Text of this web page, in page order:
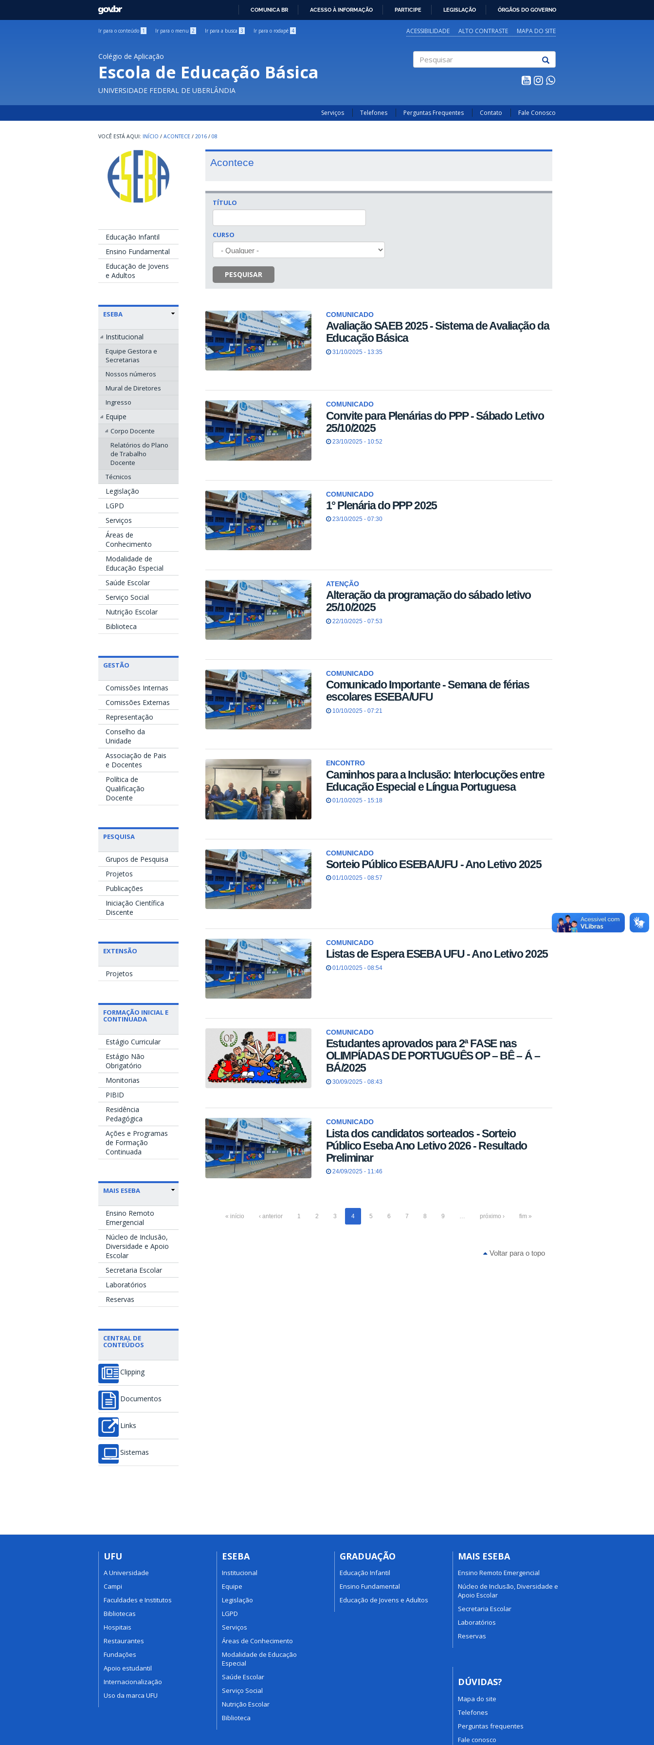
GOVBR
COMUNICA BR ACESSO À INFORMAÇÃO PARTICIPE LEGISLAÇÃO ÓRGÃOS DO GOVERNO
Ir para o conteúdo 1 Ir para o menu 2 Ir para a busca 3 Ir para o rodapé 4 ACESSIBILIDADE ALTO CONTRASTE MAPA DO SITE
Colégio de Aplicação
Escola de Educação Básica
UNIVERSIDADE FEDERAL DE UBERLÂNDIA
Serviços Telefones Perguntas Frequentes Contato Fale Conosco
INÍCIO / ACONTECE / 2016 / 08
Educação Infantil
Ensino Fundamental
Educação de Jovens
e Adultos
ESEBA
Institucional
Equipe Gestora e
Secretarias
Nossos números
Mural de Diretores
Ingresso
Equipe
Corpo Docente
Relatórios do Plano
de Trabalho
Docente
Técnicos
Legislação
LGPD
Serviços
Áreas de
Conhecimento
Modalidade de
Educação Especial
Saúde Escolar
Serviço Social
Nutrição Escolar
Biblioteca
GESTÃO
Comissões Internas
Comissões Externas
Representação
Conselho da
Unidade
Associação de Pais
e Docentes
Política de
Qualificação
Docente
PESQUISA
Grupos de Pesquisa
Projetos
Publicações
Iniciação Científica
Discente
EXTENSÃO
Projetos
FORMAÇÃO INICIAL E
CONTINUADA
Estágio Curricular
Estágio Não
Obrigatório
Monitorias
PIBID
Residência
Pedagógica
Ações e Programas
de Formação
Continuada
MAIS ESEBA
Ensino Remoto
Emergencial
Núcleo de Inclusão,
Diversidade e Apoio
Escolar
Secretaria Escolar
Laboratórios
Reservas
CENTRAL DE
CONTEÚDOS
Clipping
Documentos
Links
Sistemas
Acontece
TÍTULO
CURSO
PESQUISAR
COMUNICADO
Avaliação SAEB 2025 - Sistema de Avaliação da
Educação Básica
31/10/2025 - 13:35
COMUNICADO
Convite para Plenárias do PPP - Sábado Letivo
25/10/2025
23/10/2025 - 10:52
COMUNICADO
1° Plenária do PPP 2025
23/10/2025 - 07:30
ATENÇÃO
Alteração da programação do sábado letivo
25/10/2025
22/10/2025 - 07:53
COMUNICADO
Comunicado Importante - Semana de férias
escolares ESEBA/UFU
10/10/2025 - 07:21
ENCONTRO
Caminhos para a Inclusão: Interlocuções entre
Educação Especial e Língua Portuguesa
01/10/2025 - 15:18
COMUNICADO
Sorteio Público ESEBA/UFU - Ano Letivo 2025
01/10/2025 - 08:57
COMUNICADO
Listas de Espera ESEBA UFU - Ano Letivo 2025
01/10/2025 - 08:54
COMUNICADO
Estudantes aprovados para 2ª FASE nas
OLIMPÍADAS DE PORTUGUÊS OP – BÊ – Á –
BÁ/2025
30/09/2025 - 08:43
COMUNICADO
Lista dos candidatos sorteados - Sorteio
Público Eseba Ano Letivo 2026 - Resultado
Preliminar
24/09/2025 - 11:46
« início ‹ anterior 1 2 3 4 5 6 7 8 9 próximo › fim »
Voltar para o topo
UFU
A Universidade
Campi
Faculdades e Institutos
Bibliotecas
Hospitais
Restaurantes
Fundações
Apoio estudantil
Internacionalização
Uso da marca UFU
ESEBA
Institucional
Equipe
Legislação
LGPD
Serviços
Áreas de Conhecimento
Modalidade de Educação
Especial
Saúde Escolar
Serviço Social
Nutrição Escolar
Biblioteca
GRADUAÇÃO
Educação Infantil
Ensino Fundamental
Educação de Jovens e Adultos
MAIS ESEBA
Ensino Remoto Emergencial
Núcleo de Inclusão, Diversidade e
Apoio Escolar
Secretaria Escolar
Laboratórios
Reservas
DÚVIDAS?
Mapa do site
Telefones
Perguntas frequentes
Fale conosco